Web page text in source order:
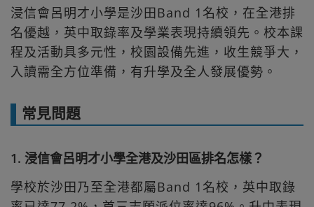
浸信會呂明才小學是沙田Band 1名校，在全港排
名優越，英中取錄率及學業表現持續領先。校本課
程及活動具多元性，校園設備先進，收生競爭大，
入讀需全方位準備，有升學及全人發展優勢。
常見問題
1. 浸信會呂明才小學全港及沙田區排名怎樣？
學校於沙田乃至全港都屬Band 1名校，英中取錄